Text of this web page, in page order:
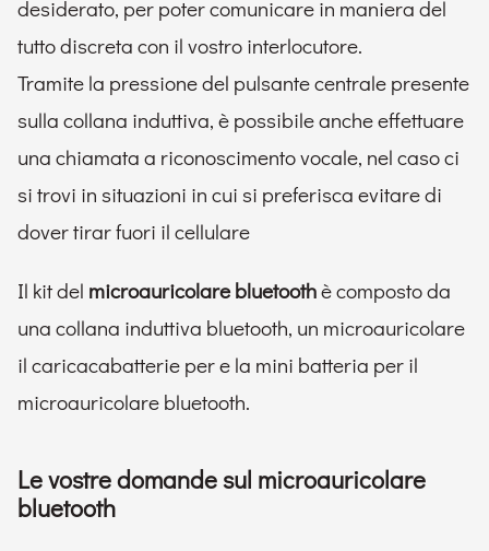
desiderato, per poter comunicare in maniera del
tutto discreta con il vostro interlocutore.
Tramite la pressione del pulsante centrale presente
sulla collana induttiva, è possibile anche effettuare
una chiamata a riconoscimento vocale, nel caso ci
si trovi in situazioni in cui si preferisca evitare di
dover tirar fuori il cellulare
Il kit del microauricolare bluetoothè composto da
una collana induttiva bluetooth, un microauricolare
il caricacabatterie per e la mini batteria per il
microauricolare bluetooth.
Le vostre domande sul microauricolare
bluetooth